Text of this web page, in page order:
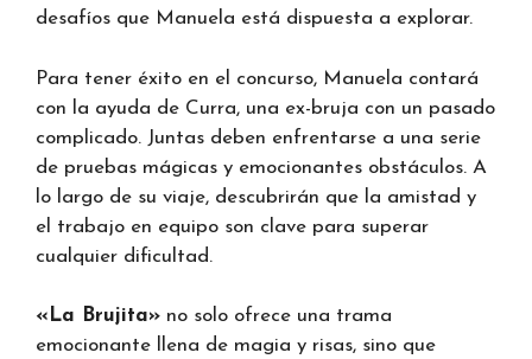
desafíos que Manuela está dispuesta a explorar.
Para tener éxito en el concurso, Manuela contará
con la ayuda de Curra, una ex-bruja con un pasado
complicado. Juntas deben enfrentarse a una serie
de pruebas mágicas y emocionantes obstáculos. A
lo largo de su viaje, descubrirán que la amistad y
el trabajo en equipo son clave para superar
cualquier dificultad.
«La Brujita» no solo ofrece una trama
emocionante llena de magia y risas, sino que